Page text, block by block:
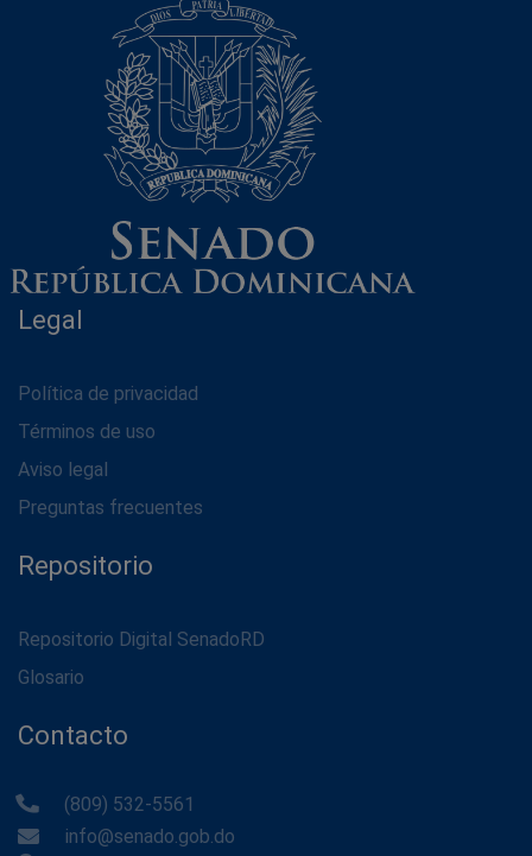
Legal
Política de privacidad
Términos de uso
Aviso legal
Preguntas frecuentes
Repositorio
Repositorio Digital SenadoRD
Glosario
Contacto
(809) 532-5561
info@senado.gob.do